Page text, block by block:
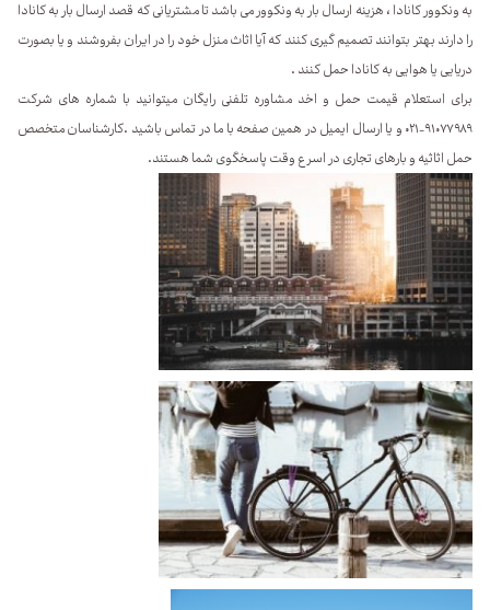
به ونکوور کانادا ، هزینه ارسال بار به ونکوور می باشد تا مشتریانی که قصد ارسال بار به کانادا
را دارند بهتر بتوانند تصمیم گیری کنند که آیا اثاث منزل خود را در ایران بفروشند و یا بصورت
دریایی یا هوایی به کانادا حمل کنند .
برای استعلام قیمت حمل و اخد مشاوره تلفنی رایگان میتوانید با شماره های شرکت
۹۱۰۷۷۹۸۹-۰۲۱ و یا ارسال ایمیل در همین صفحه با ما در تماس باشید .کارشناسان متخصص
حمل اثاثیه و بارهای تجاری در اسرع وقت پاسخگوی شما هستند.